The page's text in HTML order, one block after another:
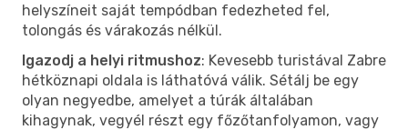
helyszíneit saját tempódban fedezheted fel,
tolongás és várakozás nélkül.
Igazodj a helyi ritmushoz: Kevesebb turistával Zabre
hétköznapi oldala is láthatóvá válik. Sétálj be egy
olyan negyedbe, amelyet a túrák általában
kihagynak, vegyél részt egy főzőtanfolyamon, vagy